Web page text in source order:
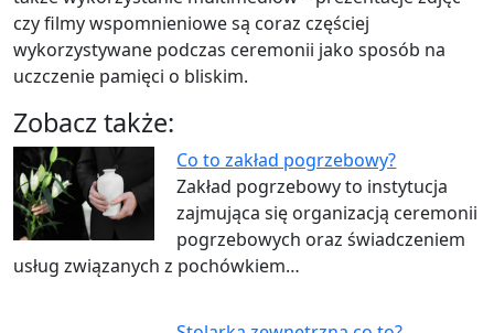
czy filmy wspomnieniowe są coraz częściej
wykorzystywane podczas ceremonii jako sposób na
uczczenie pamięci o bliskim.
Zobacz także:
Co to zakład pogrzebowy?
Zakład pogrzebowy to instytucja
zajmująca się organizacją ceremonii
pogrzebowych oraz świadczeniem
usług związanych z pochówkiem…